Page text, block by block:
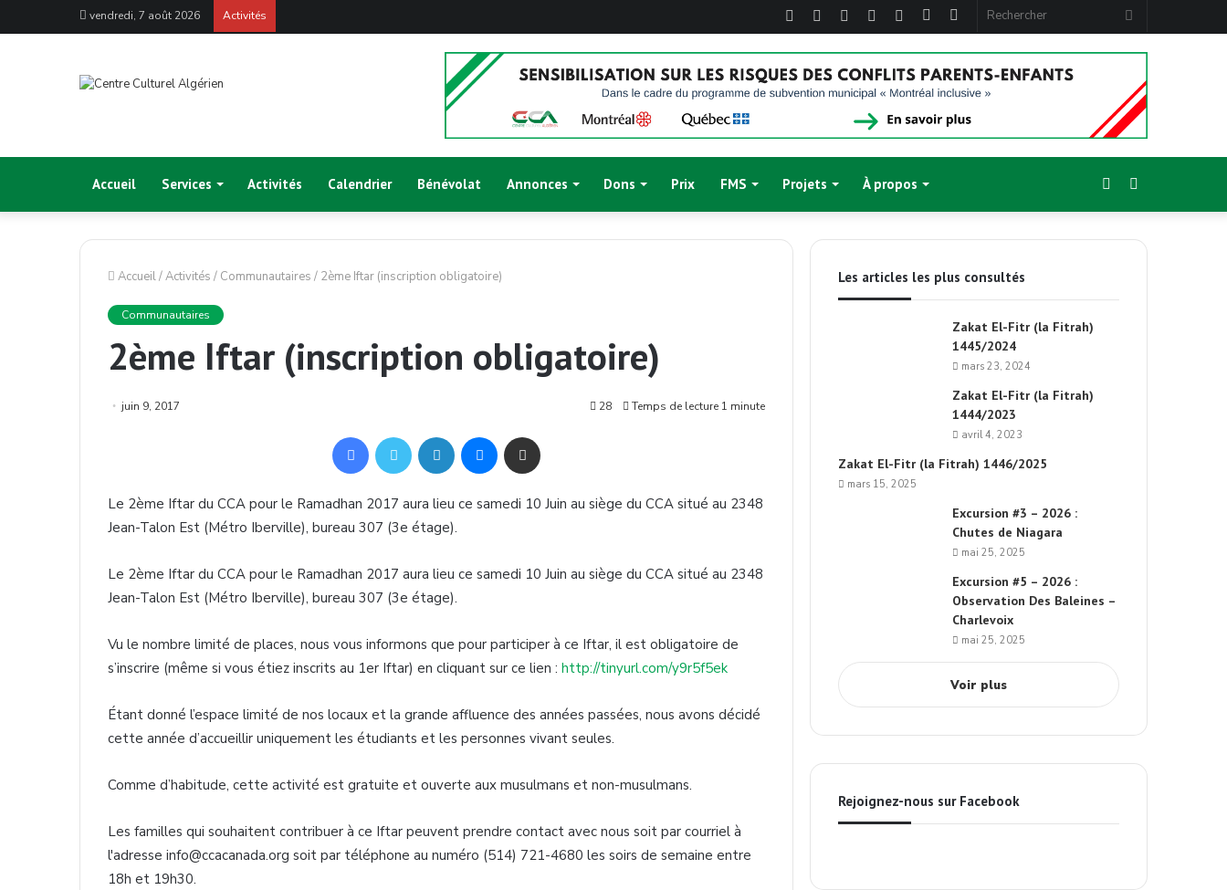
vendredi, 7 août 2026 Activités
Sidebar
(barre
latérale)
Article
Aléatoire
Instagram
YouTube
Linkedin
Twitter
Facebook
Accueil Services Activités Calendrier Bénévolat Annonces Dons Prix FMS Projets À propos
skin
Sidebar
(barre
Accueil/Activités / Communautaires / 2ème Iftar (inscription obligatoire)
Communautaires
2ème Iftar (inscription obligatoire)
juin 9, 2017 28 Temps de lecture 1 minute
Le 2ème Iftar du CCA pour le Ramadhan 2017 aura lieu ce samedi 10 Juin au siège du CCA situé au 2348
Jean-Talon Est (Métro Iberville), bureau 307 (3e étage).
Le 2ème Iftar du CCA pour le Ramadhan 2017 aura lieu ce samedi 10 Juin au siège du CCA situé au 2348
Jean-Talon Est (Métro Iberville), bureau 307 (3e étage).
Vu le nombre limité de places, nous vous informons que pour participer à ce Iftar, il est obligatoire de
s’inscrire (même si vous étiez inscrits au 1er Iftar) en cliquant sur ce lien : http://tinyurl.com/y9r5f5ek
Étant donné l’espace limité de nos locaux et la grande affluence des années passées, nous avons décidé
cette année d’accueillir uniquement les étudiants et les personnes vivant seules.
Comme d’habitude, cette activité est gratuite et ouverte aux musulmans et non-musulmans.
Les familles qui souhaitent contribuer à ce Iftar peuvent prendre contact avec nous soit par courriel à
l'adresse info@ccacanada.org soit par téléphone au numéro (514) 721-4680 les soirs de semaine entre
18h et 19h30.
Les articles les plus consultés
Zakat El-Fitr (la Fitrah)
1445/2024
mars 23, 2024
Zakat El-Fitr (la Fitrah)
1444/2023
avril 4, 2023
Zakat El-Fitr (la Fitrah) 1446/2025
mars 15, 2025
Excursion #3 – 2026 :
Chutes de Niagara
mai 25, 2025
Excursion #5 – 2026 :
Observation Des Baleines –
Charlevoix
mai 25, 2025
Voir plus
Rejoignez-nous sur Facebook